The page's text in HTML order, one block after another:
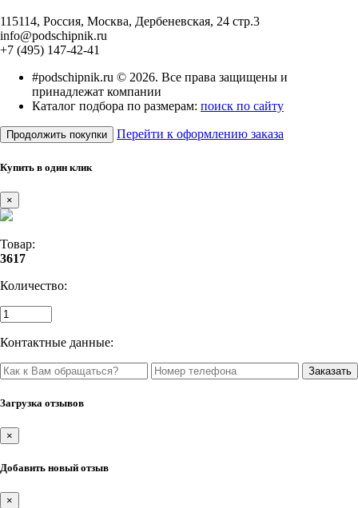
115114, Россия, Москва, Дербеневская, 24 стр.3
info@podschipnik.ru
+7 (495) 147-42-41
#podschipnik.ru © 2026. Все права защищены и
принадлежат компании
Каталог подбора по размерам: поиск по сайту
Продолжить покупки Перейти к оформлению заказа
Купить в один клик
×
Товар:
3617
Количество:
Контактные данные:
Загрузка отзывов
×
Добавить новый отзыв
×